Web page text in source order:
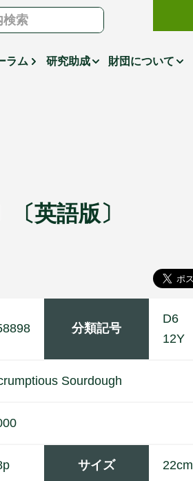
ラム 研究助成 財団について
英語版〕
分類記号
D6
12Y
rumptious Sourdough
サイズ 22cm